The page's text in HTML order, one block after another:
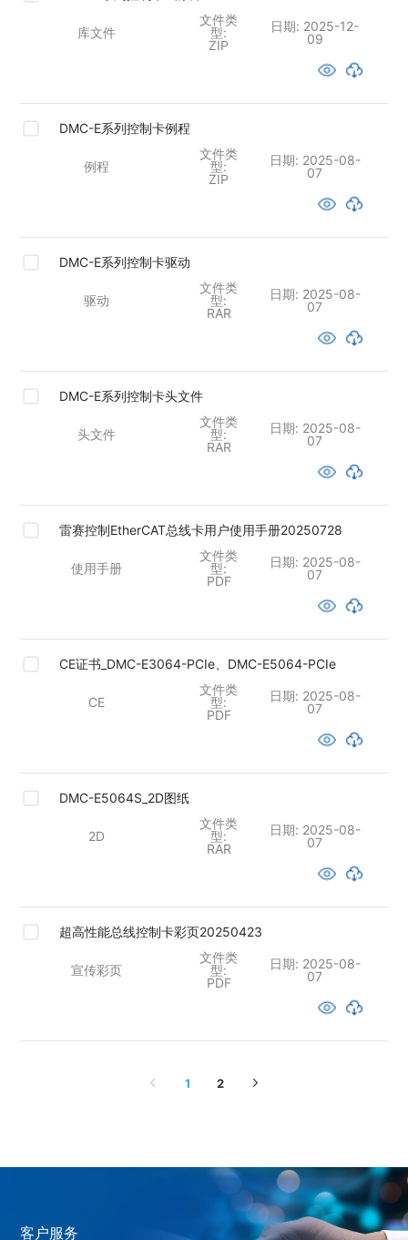
库文件
文件类
型:
ZIP
日期: 2025-12-
09
DMC-E系列控制卡例程
例程
文件类
型:
ZIP
日期: 2025-08-
07
DMC-E系列控制卡驱动
驱动
文件类
型:
RAR
日期: 2025-08-
07
DMC-E系列控制卡头文件
头文件
文件类
型:
RAR
日期: 2025-08-
07
雷赛控制EtherCAT总线卡用户使用手册20250728
使用手册
文件类
型:
PDF
日期: 2025-08-
07
CE证书_DMC-E3064-PCIe、DMC-E5064-PCIe
CE
文件类
型:
PDF
日期: 2025-08-
07
DMC-E5064S_2D图纸
2D
文件类
型:
RAR
日期: 2025-08-
07
超高性能总线控制卡彩页20250423
宣传彩页
文件类
型:
PDF
日期: 2025-08-
07
1 2
客户服务